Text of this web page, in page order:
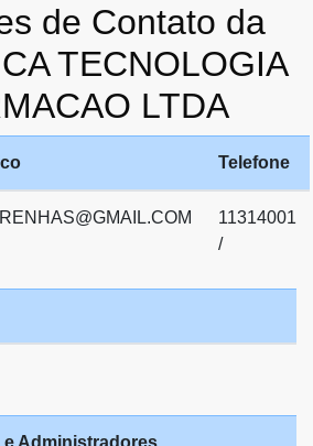
de Contato da
TECNOLOGIA
LTDA
Telefone
11314001
/
Administradores